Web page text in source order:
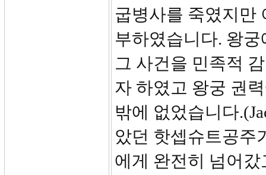
굽병사를 죽였지만
부하였습니다. 왕
그 사건을 민족적
자 하였고 왕궁 권
밖에 없었습니다
았던 핫셉슈트공주
에게 완전히 넘어